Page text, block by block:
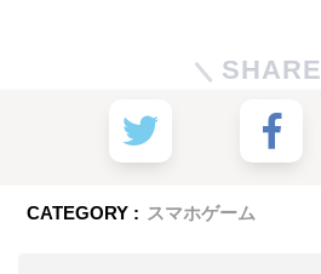
SHARE
CATEGORY : スマホゲーム